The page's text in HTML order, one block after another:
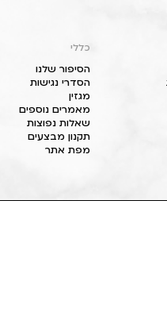
כללי
הסיפור שלנו
הסדרי נגישות
מגזין
מאמרים נוספים
שאלות נפוצות
תקנון מבצעים
מפת אתר